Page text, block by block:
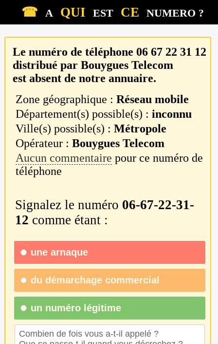
☎ A QUI EST CE NUMERO ?
Le numéro de téléphone 06 67 22 31 12
distribué par Bouygues Telecom
est absent de notre annuaire.
Zone géographique :Réseau mobile
Département(s) possible(s) :inconnu
Ville(s) possible(s) :Métropole
Opérateur :Bouygues Telecom
Aucun commentaire pour ce numéro de
téléphone
Signalez le numéro 06-67-22-31-
12 comme étant :
une arnaque
du démarchage commercial
un numéro légitime